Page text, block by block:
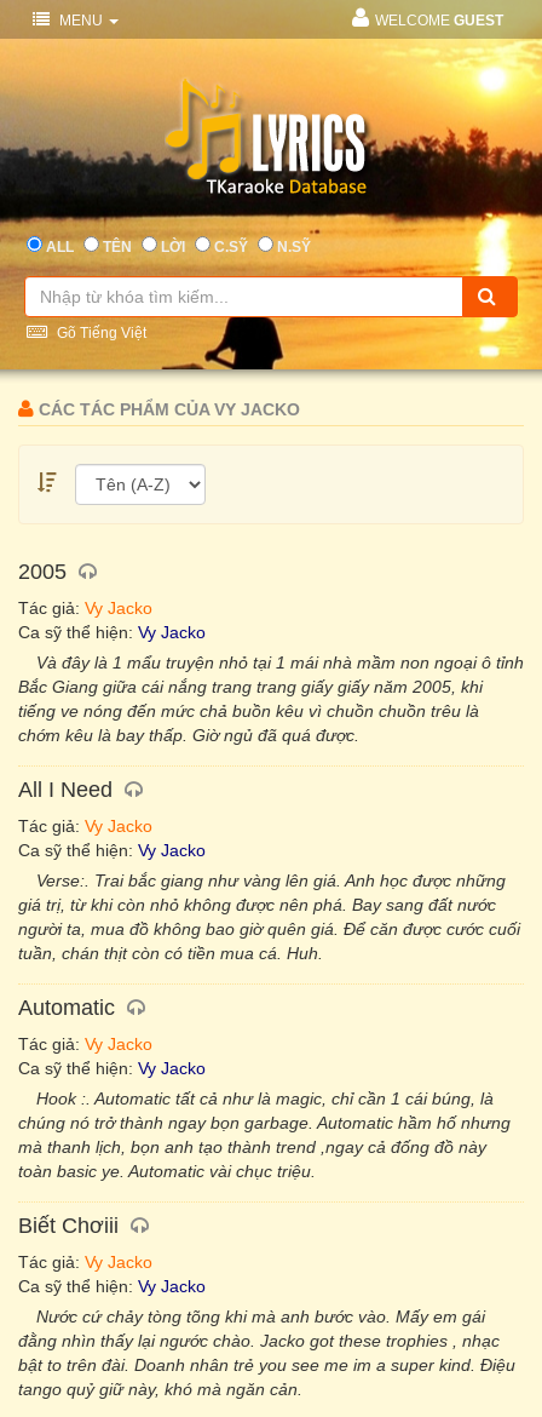
MENU WELCOME GUEST
ALL TÊN LỜI C.SỸ N.SỸ
Gõ Tiếng Việt
CÁC TÁC PHẨM CỦA VY JACKO
2005
Tác giả: Vy Jacko
Ca sỹ thể hiện: Vy Jacko
Và đây là 1 mẩu truyện nhỏ tại 1 mái nhà mầm non ngoại ô tỉnh
Bắc Giang giữa cái nắng trang trang giấy giấy năm 2005, khi
tiếng ve nóng đến mức chả buồn kêu vì chuồn chuồn trêu là
chớm kêu là bay thấp. Giờ ngủ đã quá được.
All I Need
Tác giả: Vy Jacko
Ca sỹ thể hiện: Vy Jacko
Verse:. Trai bắc giang như vàng lên giá. Anh học được những
giá trị, từ khi còn nhỏ không được nên phá. Bay sang đất nước
người ta, mua đồ không bao giờ quên giá. Để căn được cước cuối
tuần, chán thịt còn có tiền mua cá. Huh.
Automatic
Tác giả: Vy Jacko
Ca sỹ thể hiện: Vy Jacko
Hook :. Automatic tất cả như là magic, chỉ cần 1 cái búng, là
chúng nó trở thành ngay bọn garbage. Automatic hầm hố nhưng
mà thanh lịch, bọn anh tạo thành trend ,ngay cả đống đồ này
toàn basic ye. Automatic vài chục triệu.
Biết Chơiii
Tác giả: Vy Jacko
Ca sỹ thể hiện: Vy Jacko
Nước cứ chảy tòng tõng khi mà anh bước vào. Mấy em gái
đằng nhìn thấy lại ngước chào. Jacko got these trophies , nhạc
bật to trên đài. Doanh nhân trẻ you see me im a super kind. Điệu
tango quỷ giữ này, khó mà ngăn cản.